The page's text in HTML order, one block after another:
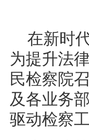
在新时
为提升法
民检察院
及各业务
驱动检察